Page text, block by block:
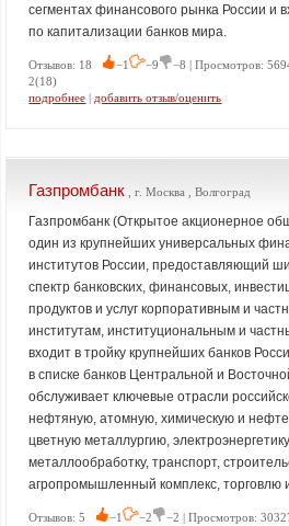
сегментах финансового рынка России и
по капитализации банков мира.
Отзывов: 18 −1 −9
−8 | Просмотров:
2(18)
подробнее | добавить отзыв/оценить
Газпромбанк , г. Москва , Волгоград
Газпромбанк (Открытое акционерное
один из крупнейших универсальных
институтов России, предоставляющий
спектр банковских, финансовых,
продуктов и услуг корпоративным и
институтам, институциональным и
входит в тройку крупнейших банков
в списке банков Центральной и
обслуживает ключевые отрасли
нефтяную, атомную, химическую и
цветную металлургию,
металлообработку, транспорт,
агропромышленный комплекс, торговлю
Отзывов: 5 −1 −2
−2 | Просмотров: